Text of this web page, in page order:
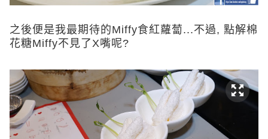
之後便是我最期待的Miffy食紅蘿蔔...不過, 點解棉
花糖Miffy不見了X嘴呢?